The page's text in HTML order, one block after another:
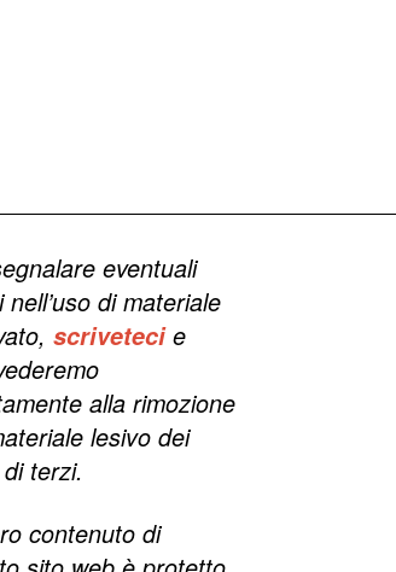
eventuali
nell’uso di materiale
scriveteci e
alla rimozione
lesivo dei
terzi.
contenuto di